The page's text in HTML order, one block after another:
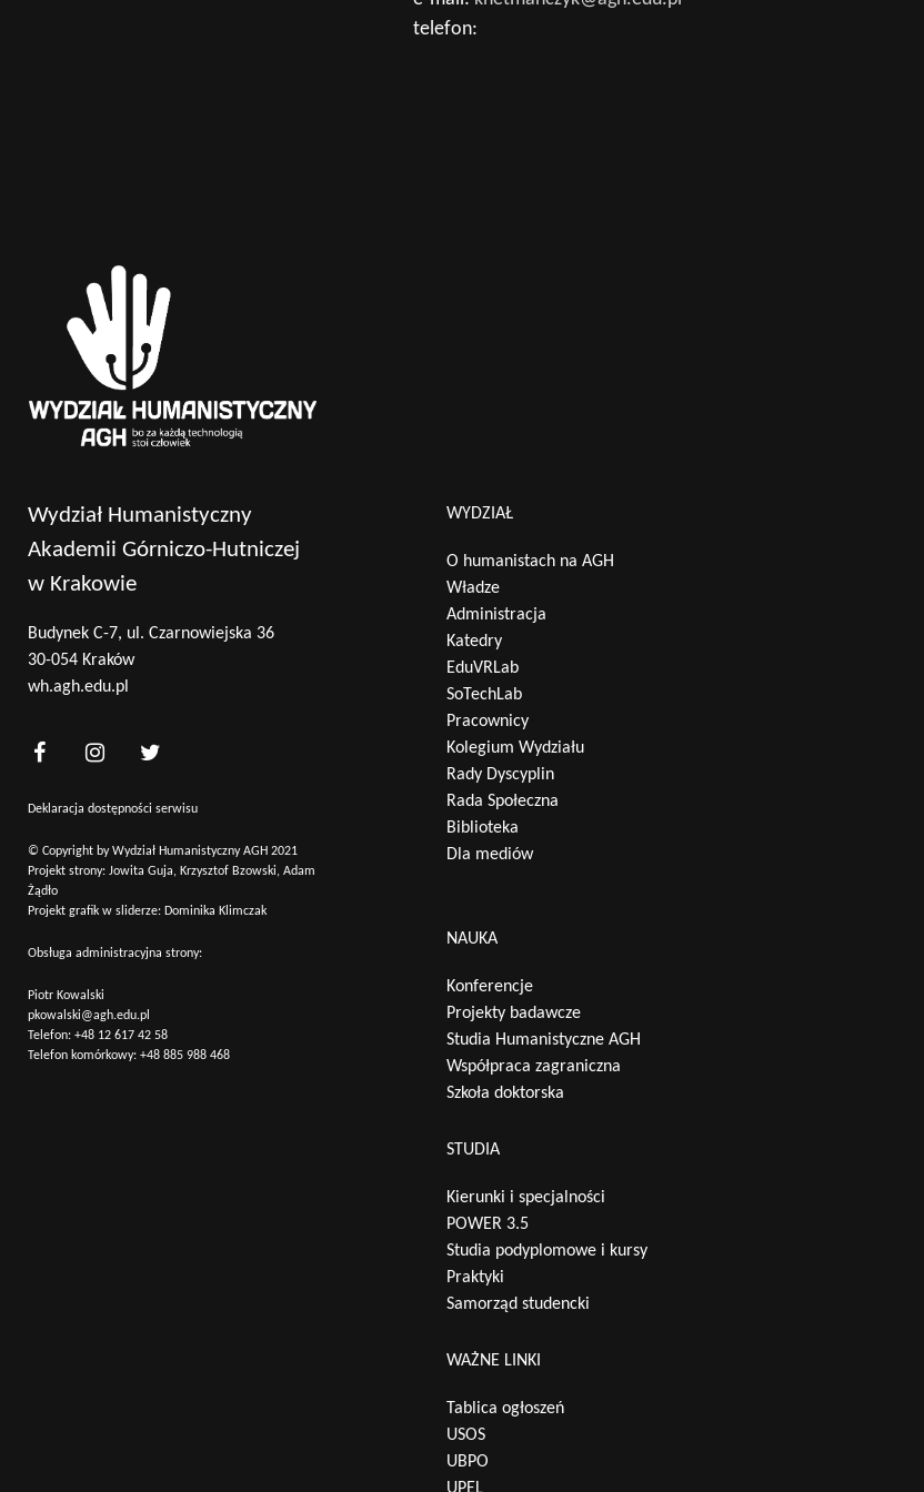
telefon:
Wydział Humanistyczny
Akademii Górniczo-Hutniczej
w Krakowie
Budynek C-7, ul. Czarnowiejska 36
30-054 Kraków
wh.agh.edu.pl
Deklaracja dostępności serwisu
© Copyright by Wydział Humanistyczny AGH 2021
Projekt strony: Jowita Guja, Krzysztof Bzowski, Adam
Żądło
Projekt grafik w sliderze: Dominika Klimczak
Obsługa administracyjna strony:
Piotr Kowalski
pkowalski@agh.edu.pl
Telefon: +48 12 617 42 58
Telefon komórkowy: +48 885 988 468
WYDZIAŁ
O humanistach na AGH
Władze
Administracja
Katedry
EduVRLab
SoTechLab
Pracownicy
Kolegium Wydziału
Rady Dyscyplin
Rada Społeczna
Biblioteka
Dla mediów
NAUKA
Konferencje
Projekty badawcze
Studia Humanistyczne AGH
Współpraca zagraniczna
Szkoła doktorska
STUDIA
Kierunki i specjalności
POWER 3.5
Studia podyplomowe i kursy
Praktyki
Samorząd studencki
WAŻNE LINKI
Tablica ogłoszeń
USOS
UBPO